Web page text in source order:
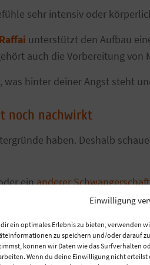
Einwilligung
dir ein optimales Erlebnis zu bieten, verwenden
zu speichern und/oder darauf
können wir Daten wie das Surfverhalten
Wenn du deine Einwilligung nicht
sehr intensiv oder
unterstützt den Aufbau
auch die Vorbereitung
hinter deiner Angst steht
noch nachwirkt
haben. Deshalb
einanderer
noch gesehen und
ankommen